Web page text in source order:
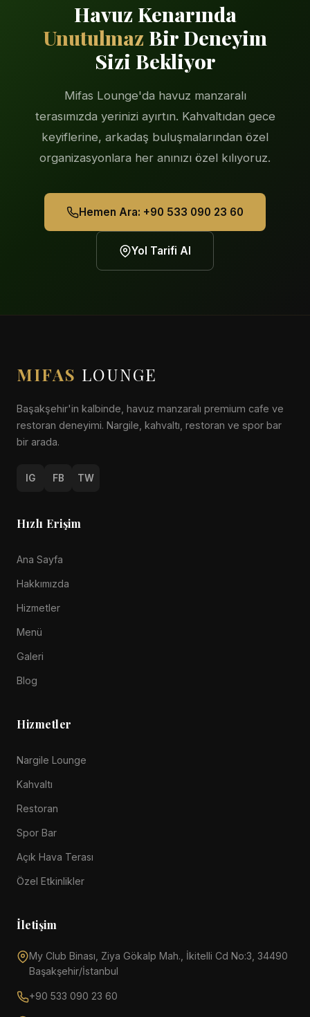
Havuz Kenarında
Unutulmaz Bir Deneyim
Sizi Bekliyor
Mifas Lounge'da havuz manzaralı
terasımızda yerinizi ayırtın. Kahvaltıdan gece
keyiflerine, arkadaş buluşmalarından özel
organizasyonlara her anınızı özel kılıyoruz.
Hemen Ara: +90 533 090 23 60
Yol Tarifi Al
MIFAS LOUNGE
Başakşehir'in kalbinde, havuz manzaralı premium cafe ve
restoran deneyimi. Nargile, kahvaltı, restoran ve spor bar
bir arada.
IG FB TW
Hızlı Erişim
Ana Sayfa
Hakkımızda
Hizmetler
Menü
Galeri
Blog
Hizmetler
Nargile Lounge
Kahvaltı
Restoran
Spor Bar
Açık Hava Terası
Özel Etkinlikler
İletişim
My Club Binası, Ziya Gökalp Mah., İkitelli Cd No:3, 34490
Başakşehir/İstanbul
+90 533 090 23 60